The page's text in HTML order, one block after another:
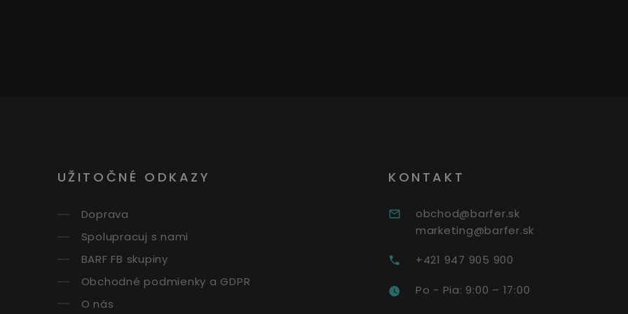
UŽITOČNÉ ODKAZY
Doprava
Spolupracuj s nami
BARF FB skupiny
Obchodné podmienky a GDPR
O nás
KONTAKT
obchod@barfer.sk
marketing@barfer.sk
+421 947 905 900
Po - Pia: 9:00 – 17:00